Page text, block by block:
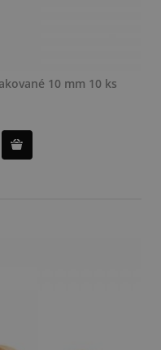
10 mm 10 ks